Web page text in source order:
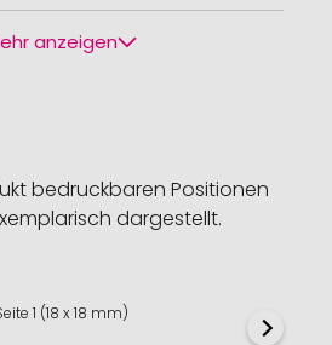
anzeigen
bedruckbaren Positionen
dargestellt.
1 (18 x 18 mm)